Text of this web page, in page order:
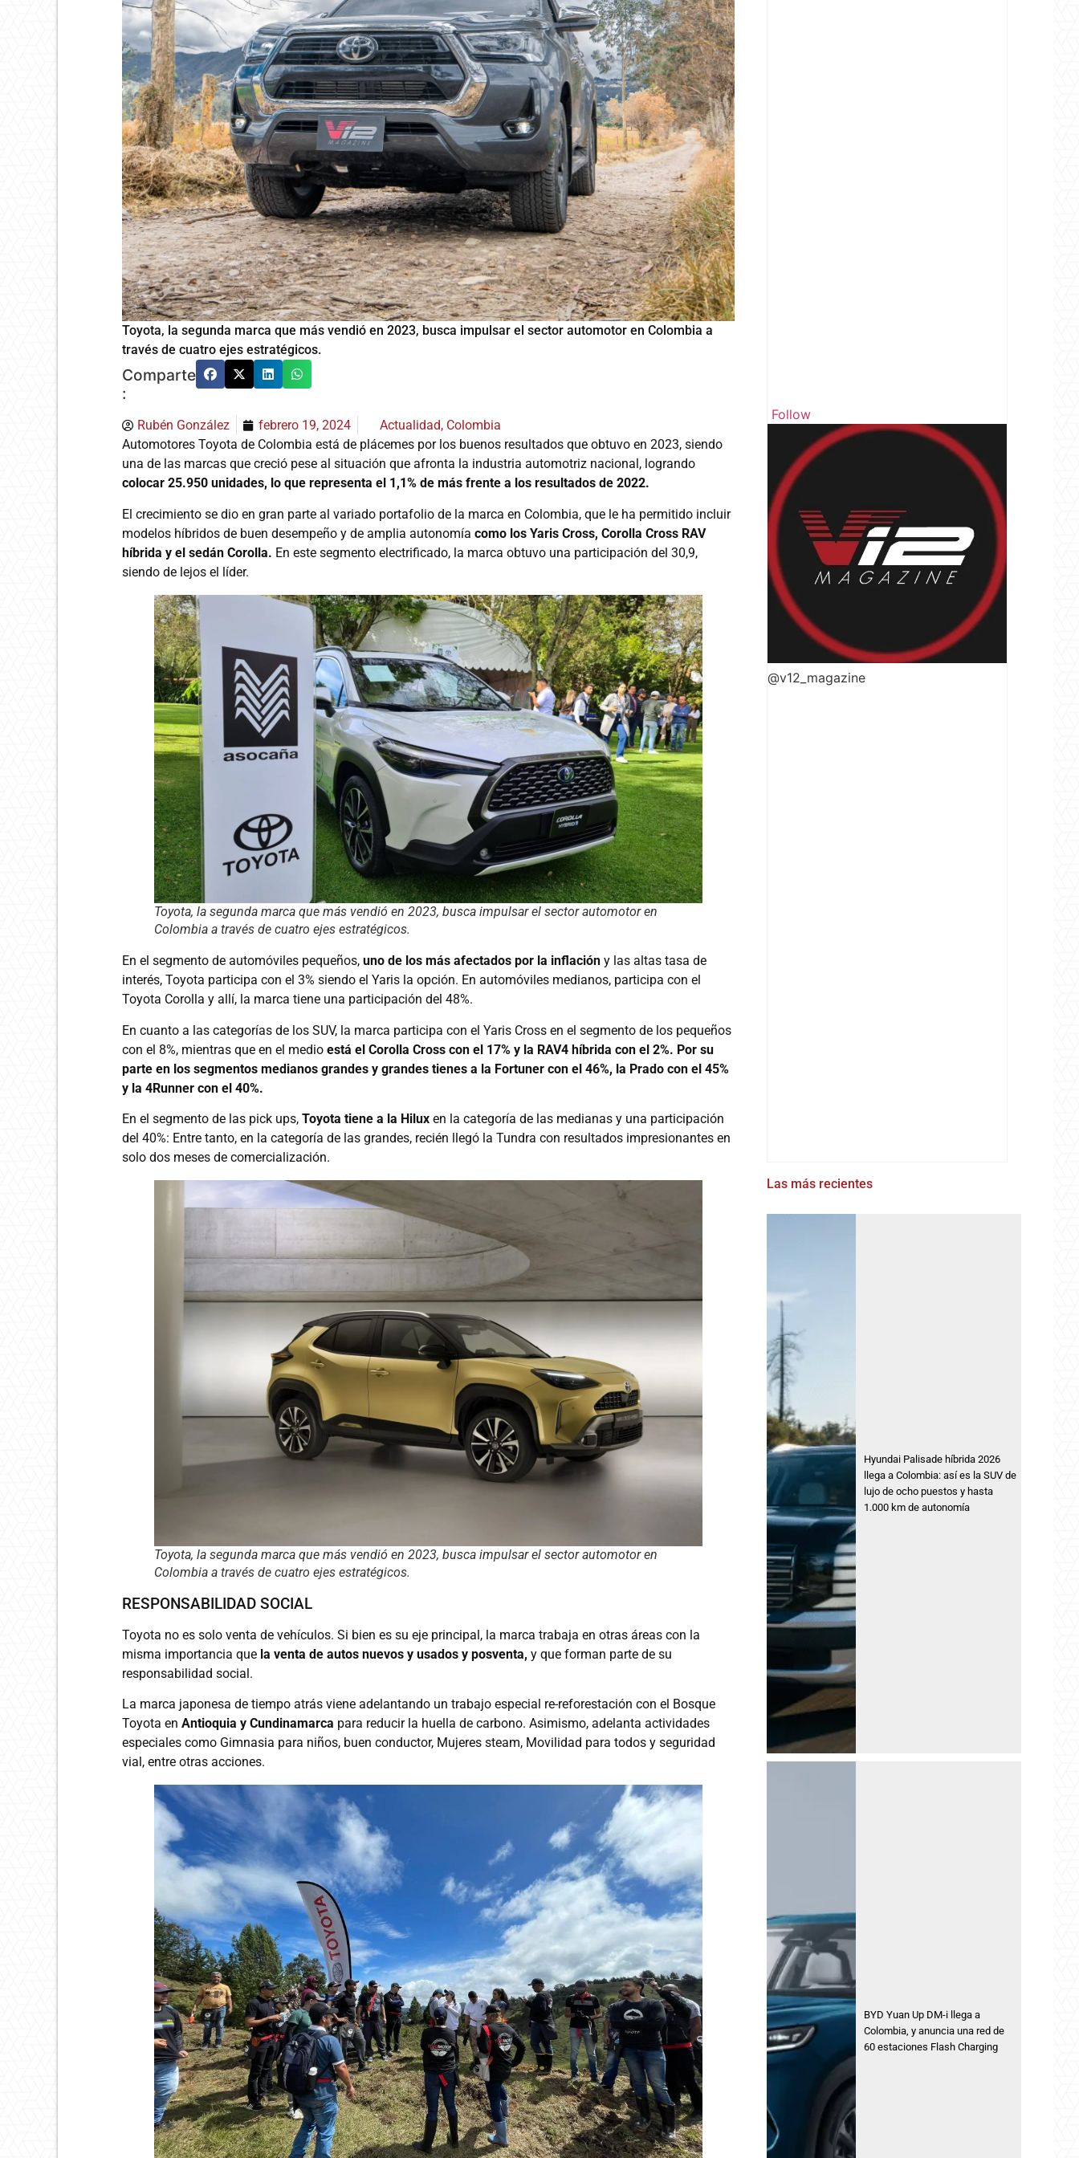
Toyota, la segunda marca que más vendió en 2023, busca impulsar el sector automotor en Colombia a
través de cuatro ejes estratégicos.
Comparte
:
Rubén González febrero 19, 2024 Actualidad, Colombia
Automotores Toyota de Colombia está de plácemes por los buenos resultados que obtuvo en 2023, siendo
una de las marcas que creció pese al situación que afronta la industria automotriz nacional, logrando
colocar 25.950 unidades, lo que representa el 1,1% de más frente a los resultados de 2022.
El crecimiento se dio en gran parte al variado portafolio de la marca en Colombia, que le ha permitido incluir
modelos híbridos de buen desempeño y de amplia autonomía como los Yaris Cross, Corolla Cross RAV
híbrida y el sedán Corolla. En este segmento electrificado, la marca obtuvo una participación del 30,9,
siendo de lejos el líder.
Toyota, la segunda marca que más vendió en 2023, busca impulsar el sector automotor en
Colombia a través de cuatro ejes estratégicos.
En el segmento de automóviles pequeños, uno de los más afectados por la inflación y las altas tasa de
interés, Toyota participa con el 3% siendo el Yaris la opción. En automóviles medianos, participa con el
Toyota Corolla y allí, la marca tiene una participación del 48%.
En cuanto a las categorías de los SUV, la marca participa con el Yaris Cross en el segmento de los pequeños
con el 8%, mientras que en el medio está el Corolla Cross con el 17% y la RAV4 híbrida con el 2%. Por su
parte en los segmentos medianos grandes y grandes tienes a la Fortuner con el 46%, la Prado con el 45%
y la 4Runner con el 40%.
En el segmento de las pick ups, Toyota tiene a la Hilux en la categoría de las medianas y una participación
del 40%: Entre tanto, en la categoría de las grandes, recién llegó la Tundra con resultados impresionantes en
solo dos meses de comercialización.
Toyota, la segunda marca que más vendió en 2023, busca impulsar el sector automotor en
Colombia a través de cuatro ejes estratégicos.
RESPONSABILIDAD SOCIAL
Toyota no es solo venta de vehículos. Si bien es su eje principal, la marca trabaja en otras áreas con la
misma importancia que la venta de autos nuevos y usados y posventa, y que forman parte de su
responsabilidad social.
La marca japonesa de tiempo atrás viene adelantando un trabajo especial re-reforestación con el Bosque
Toyota en Antioquia y Cundinamarca para reducir la huella de carbono. Asimismo, adelanta actividades
especiales como Gimnasia para niños, buen conductor, Mujeres steam, Movilidad para todos y seguridad
vial, entre otras acciones.
Follow
@v12_magazine
Las más recientes
Hyundai Palisade híbrida 2026
llega a Colombia: así es la SUV de
lujo de ocho puestos y hasta
1.000 km de autonomía
BYD Yuan Up DM-i llega a
Colombia, y anuncia una red de
60 estaciones Flash Charging